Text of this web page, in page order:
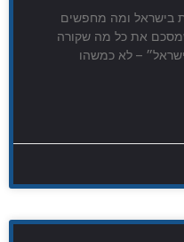
בישראל ומה מחפשים
את כל מה שקורה
– לא כמשהו